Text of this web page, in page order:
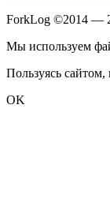
ForkLog ©2014 —
Мы используем
Пользуясь сайтом,
OK